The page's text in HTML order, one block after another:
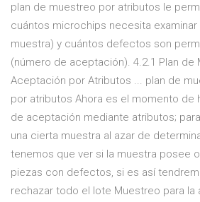
plan de muestreo por atributos le
cuántos microchips necesita examinar
muestra) y cuántos defectos son
(número de aceptación). 4.2.1 Plan de
Aceptación por Atributos ... plan de
por atributos Ahora es el momento de
de aceptación mediante atributos;
una cierta muestra al azar de
tenemos que ver si la muestra posee o
piezas con defectos, si es así
rechazar todo el lote Muestreo para la